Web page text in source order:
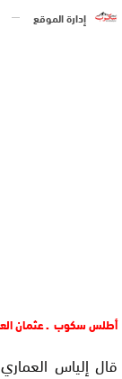
إدارة الموقع
أطلس سكوب ـ عثمان
قال إلياس